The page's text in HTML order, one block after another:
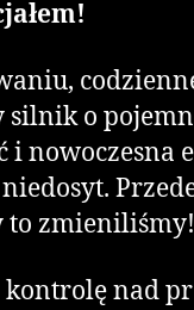
o
to zmieniliśmy!
nad